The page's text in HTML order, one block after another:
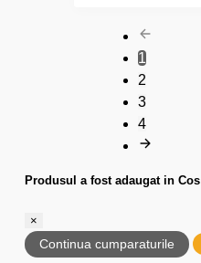
1
2
3
4
Produsul a fost adaugat in Cos
×
Continua cumparaturile